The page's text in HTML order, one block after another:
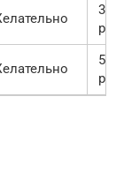
руб.
руб.